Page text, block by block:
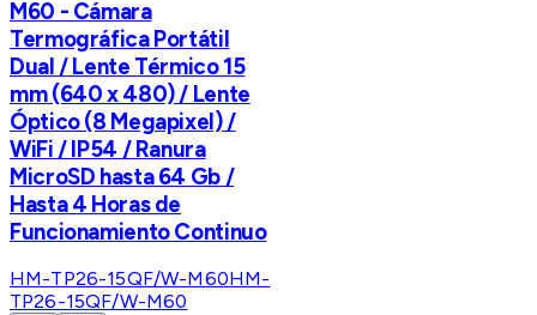
M60 - Cámara
Termográfica Portátil
Dual / Lente Térmico 15
mm (640 x 480) / Lente
Óptico (8 Megapixel) /
WiFi / IP54 / Ranura
MicroSD hasta 64 Gb /
Hasta 4 Horas de
Funcionamiento Continuo
HM-TP26-15QF/W-M60HM-
TP26-15QF/W-M60